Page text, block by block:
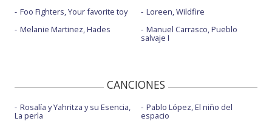
Foo Fighters, Your favorite toy
Melanie Martinez, Hades
Loreen, Wildfire
Manuel Carrasco, Pueblo
salvaje I
CANCIONES
Rosalía y Yahritza y su Esencia,
La perla
Pablo López, El niño del
espacio